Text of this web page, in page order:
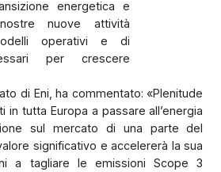
energetica e
nuove attività
operativi e di
per crescere
di Eni, ha commentato: «Plenitude
in tutta Europa a passare all’energia
sul mercato di una parte del
significativo e accelererà la sua
a tagliare le emissioni Scope 3